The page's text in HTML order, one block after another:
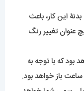
این کار، باعث
عنوان تغییر رنگ
که با توجه به
باز خواهد بود.